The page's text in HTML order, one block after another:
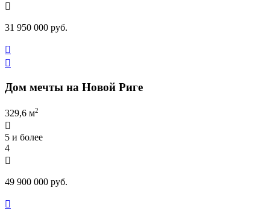

31 950 000 руб.


Дом мечты на Новой Риге
329,6 м2

5 и более
4

49 900 000 руб.
